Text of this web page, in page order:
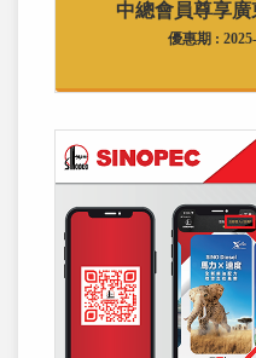
中總會員尊享
優惠期 :